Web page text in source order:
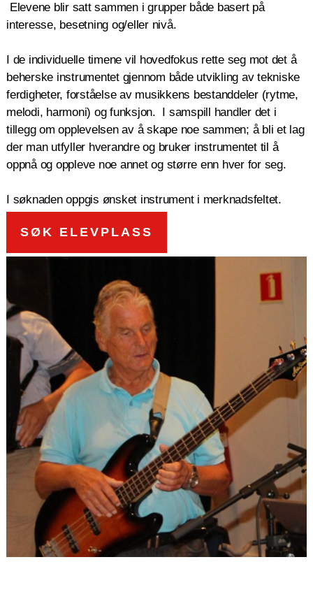
Elevene blir satt sammen i grupper både basert på
interesse, besetning og/eller nivå.
I de individuelle timene vil hovedfokus rette seg mot det å
beherske instrumentet gjennom både utvikling av tekniske
ferdigheter, forståelse av musikkens bestanddeler (rytme,
melodi, harmoni) og funksjon. I samspill handler det i
tillegg om opplevelsen av å skape noe sammen; å bli et lag
der man utfyller hverandre og bruker instrumentet til å
oppnå og oppleve noe annet og større enn hver for seg.
I søknaden oppgis ønsket instrument i merknadsfeltet.
SØK ELEVPLASS